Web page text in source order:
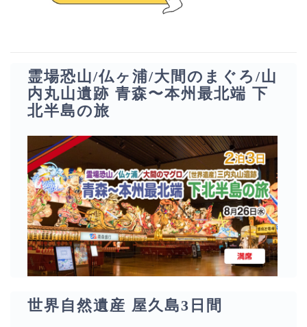
霊場恐山/仏ヶ浦/大間のまぐろ/山
内丸山遺跡 青森〜本州最北端 下
北半島の旅
世界自然遺産 屋久島3日間